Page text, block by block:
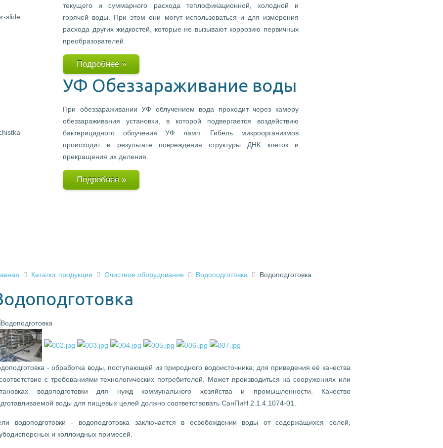
текущего и суммарного расхода теплофикационной, холодной и
горячей воды. При этом они могут использоваться и для измерения
расхода других жидкостей, которые не вызывают коррозию первичных
преобразователей.
Подробнее »
УФ Обеззараживание воды
При обеззараживании УФ облучением вода проходит через камеру
обеззараживания установки, в которой подвергается воздействию
бактерицидного облучения УФ ламп. Гибель микроорганизмов
происходит в результате повреждения структуры ДНК клеток и
прекращения их деления.
Подробнее »
Каталог продукции Очистное оборудование Водоподготовка Водоподготовка
- обработка воды, поступающей из природного водоисточника, для приведения её качества
с требованиями технологических потребителей. Может производиться на сооружениях или
водоподготовки для нужд коммунального хозяйства и промышленности. Качество
воды для пищевых целей должно соответствовать СанПиН 2.1.4.1074-01.
водоподготовки - водоподготовка заключается в освобождении воды от содержащихся солей,
и коллоидных примесей.